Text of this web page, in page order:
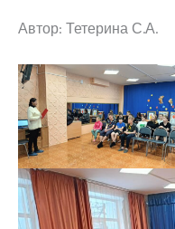
Автор: Тетерина С.А.